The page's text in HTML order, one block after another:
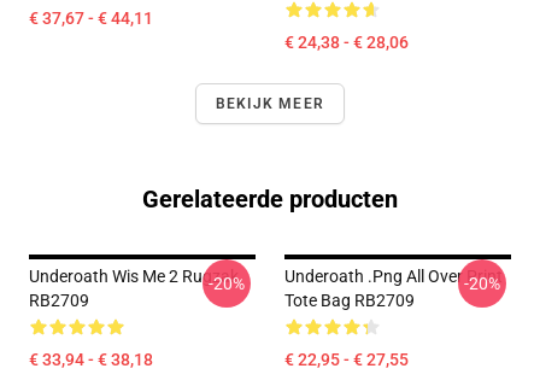
€ 37,67 - € 44,11
€ 24,38 - € 28,06
BEKIJK MEER
Gerelateerde producten
Underoath Wis Me 2 Rugzak
RB2709
€ 33,94 - € 38,18
-20%
Underoath .png All Over Print
Tote Bag RB2709
€ 22,95 - € 27,55
-20%